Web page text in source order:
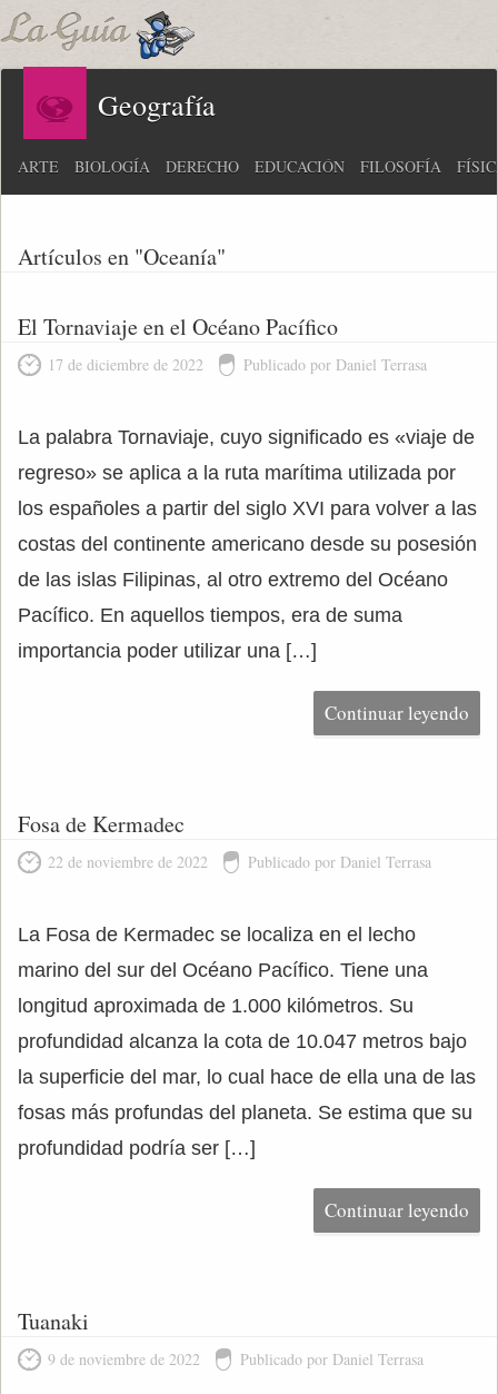
Geografía
ARTE BIOLOGÍA DERECHO EDUCACIÓN FILOSOFÍA
Artículos en "Oceanía"
El Tornaviaje en el Océano Pacífico
17 de diciembre de 2022 Publicado por Daniel Terrasa
La palabra Tornaviaje, cuyo significado es «viaje de
regreso» se aplica a la ruta marítima utilizada por
los españoles a partir del siglo XVI para volver a las
costas del continente americano desde su posesión
de las islas Filipinas, al otro extremo del Océano
Pacífico. En aquellos tiempos, era de suma
importancia poder utilizar una […]
Continuar leyendo
Fosa de Kermadec
22 de noviembre de 2022 Publicado por Daniel Terrasa
La Fosa de Kermadec se localiza en el lecho
marino del sur del Océano Pacífico. Tiene una
longitud aproximada de 1.000 kilómetros. Su
profundidad alcanza la cota de 10.047 metros bajo
la superficie del mar, lo cual hace de ella una de las
fosas más profundas del planeta. Se estima que su
profundidad podría ser […]
Continuar leyendo
Tuanaki
9 de noviembre de 2022 Publicado por Daniel Terrasa